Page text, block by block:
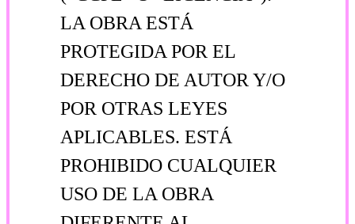
LA OBRA ESTÁ
PROTEGIDA POR EL
DERECHO DE AUTOR Y/O
POR OTRAS LEYES
APLICABLES. ESTÁ
PROHIBIDO CUALQUIER
USO DE LA OBRA